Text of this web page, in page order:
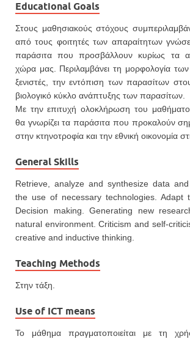
Educational Goals
Στους μαθησιακούς στόχους
από τους φοιτητές των απαραίτητων
παράσιτα που προσβάλλουν κυρίως τα
χώρα μας. Περιλαμβάνει τη μορφολογία
ξενιστές, την εντόπιση των παρασίτων
βιολογικό κύκλο ανάπτυξης των παρασίτων.
Με την επιτυχή ολοκλήρωση του
θα γνωρίζει τα παράσιτα που προκαλούν
στην κτηνοτροφία και την εθνική οικονομία
General Skills
Retrieve, analyze and synthesize data
the use of necessary technologies. Adapt
Decision making. Generating new
natural environment. Criticism and self-
creative and inductive thinking.
Teaching Methods
Στην τάξη.
Use of ICT means
Το μάθημα πραγματοποιείται με τη